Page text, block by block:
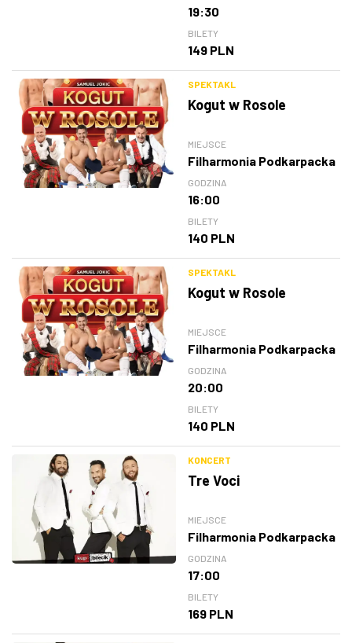
19:30
BILETY
149 PLN
SPEKTAKL
Kogut w Rosole
MIEJSCE
Filharmonia Podkarpacka
GODZINA
16:00
BILETY
140 PLN
SPEKTAKL
Kogut w Rosole
MIEJSCE
Filharmonia Podkarpacka
GODZINA
20:00
BILETY
140 PLN
KONCERT
Tre Voci
MIEJSCE
Filharmonia Podkarpacka
GODZINA
17:00
BILETY
169 PLN